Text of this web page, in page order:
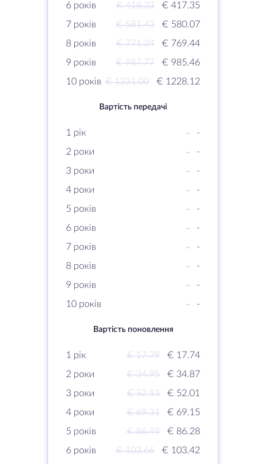
6 років
€ 418.33
€ 417.35
7 років
€ 581.43
€ 580.07
8 років
€ 771.24
€ 769.44
9 років
€ 987.77
€ 985.46
10 років € 1231.00 € 1228.12
Вартість передачі
1 рік -
-
2 роки
-
-
3 роки
-
-
4 роки
-
-
5 років
-
-
6 років
-
-
7 років
-
-
8 років
-
-
9 років
-
-
10 років
- -
Вартість поновлення
1 рік € 17.79
€ 17.74
2 роки
€ 34.95
€ 34.87
3 роки
€ 52.13
€ 52.01
4 роки
€ 69.31
€ 69.15
5 років
€ 86.49
€ 86.28
6 років
€ 103.66
€ 103.42